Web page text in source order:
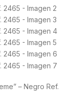
– Negro Ref.